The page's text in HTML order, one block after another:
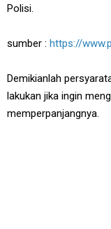
Polisi.
sumber : https://
Demikianlah
lakukan jika ingin
memperpanjangnya.